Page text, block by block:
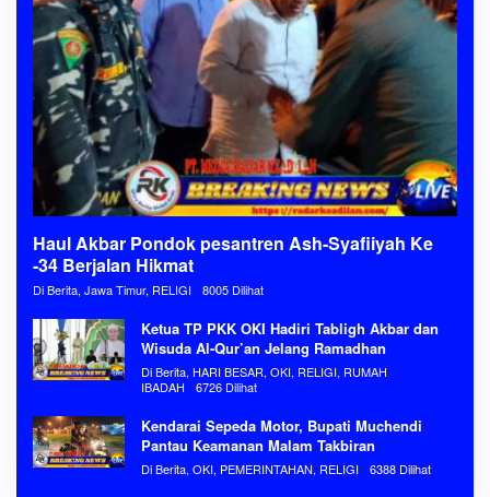
Haul Akbar Pondok pesantren Ash-Syafiiyah Ke
-34 Berjalan Hikmat
Di Berita, Jawa Timur, RELIGI 8005 Dilihat
Ketua TP PKK OKI Hadiri Tabligh Akbar dan
Wisuda Al-Qur’an Jelang Ramadhan
Di Berita, HARI BESAR, OKI, RELIGI, RUMAH
IBADAH
6726 Dilihat
Kendarai Sepeda Motor, Bupati Muchendi
Pantau Keamanan Malam Takbiran
Di Berita, OKI, PEMERINTAHAN, RELIGI 6388 Dilihat